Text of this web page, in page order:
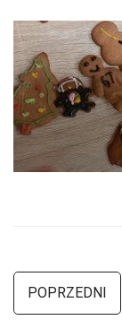
POPRZEDNI